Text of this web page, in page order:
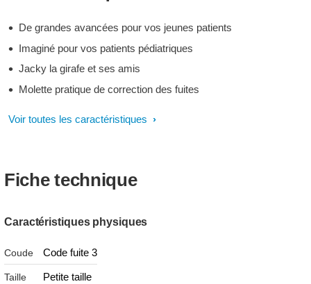
De grandes avancées pour vos jeunes patients
Imaginé pour vos patients pédiatriques
Jacky la girafe et ses amis
Molette pratique de correction des fuites
Voir toutes les caractéristiques
Fiche technique
Caractéristiques physiques
Coude Code fuite 3
Taille Petite taille